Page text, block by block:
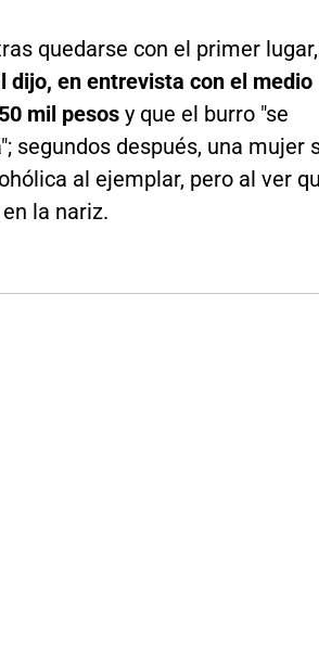
quedarse con el primer lugar,
dijo, en entrevista con el medio
mil pesos y que el burro "se
segundos después, una mujer
al ejemplar, pero al ver
la nariz.